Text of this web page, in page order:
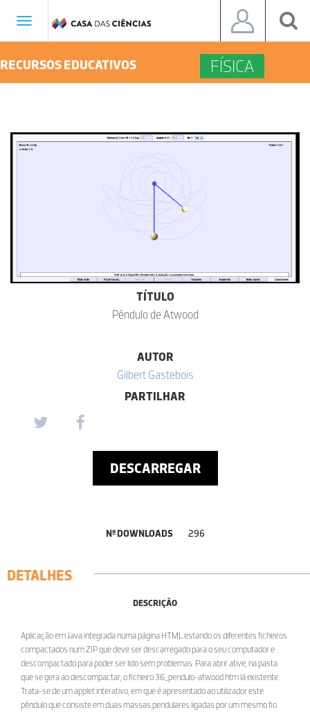
Toggle
RECURSOS EDUCATIVOS FÍSICA
TÍTULO
Pêndulo de Atwood
AUTOR
Gilbert Gastebois
PARTILHAR
DESCARREGAR
Nº DOWNLOADS 296
DETALHES
DESCRIÇÃO
Aplicação em Java integrada numa página HTML estando os diferentes ficheiros
compactados num ZIP que deve ser descarregado para o seu computador e
descompactado para poder ser lido sem problemas. Para abrir ative, na pasta
que se gera ao descompactar, o ficheiro 36_pendulo-atwood.htm lá existente.
Trata-se de um applet interativo, em que é apresentado ao utilizador este
pêndulo que consiste em duas massas pendulares ligadas por um mesmo fio